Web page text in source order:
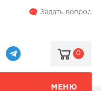
Задать вопрос
0
МЕНЮ